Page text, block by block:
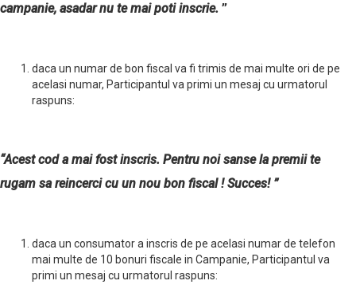
campanie, asadar nu te mai poti inscrie. ”
daca un numar de bon fiscal va fi trimis de mai multe ori de pe
acelasi numar, Participantul va primi un mesaj cu urmatorul
raspuns:
“Acest cod a mai fost inscris. Pentru noi sanse la premii te
rugam sa reincerci cu un nou bon fiscal ! Succes! ”
daca un consumator a inscris de pe acelasi numar de telefon
mai multe de 10 bonuri fiscale in Campanie, Participantul va
primi un mesaj cu urmatorul raspuns: